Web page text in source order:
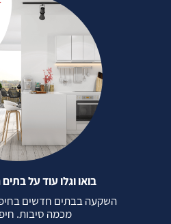
בואו וגלו עוד על
השקעה בבתים חדשים
מכמה סיבות.